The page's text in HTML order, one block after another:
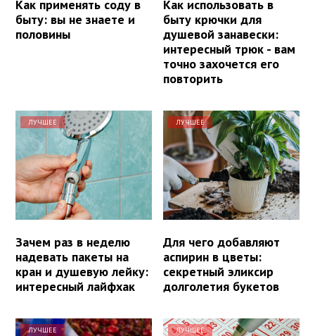
Как применять соду в
быту: вы не знаете и
половины
Как использовать в
быту крючки для
душевой занавески:
интересный трюк - вам
точно захочется его
повторить
ЛУЧШЕЕ
Зачем раз в неделю
надевать пакеты на
кран и душевую лейку:
интересный лайфхак
ЛУЧШЕЕ
Для чего добавляют
аспирин в цветы:
секретный эликсир
долголетия букетов
ЛУЧШЕЕ ЛУЧШЕЕ